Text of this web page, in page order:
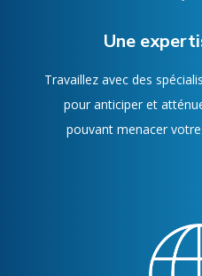
Une
Travaillez avec des
pour anticiper et
pouvant menacer